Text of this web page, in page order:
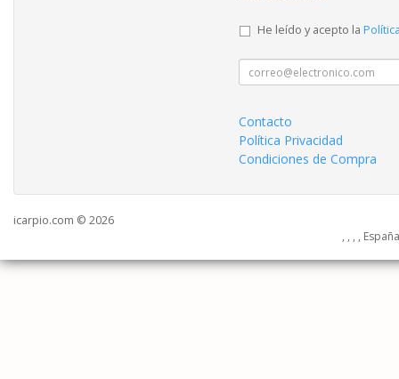
He leído y acepto la
Contacto
Política Privacidad
Condiciones de Compra
icarpio.com © 2026
, , , ,